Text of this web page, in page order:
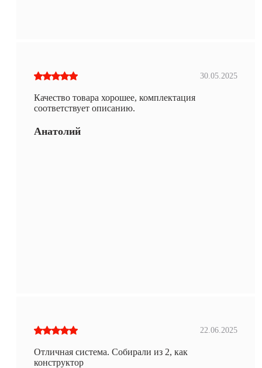
30.05.2025
Качество товара хорошее, комплектация
соответствует описанию.
Анатолий
22.06.2025
Отличная система. Собирали из 2, как
конструктор